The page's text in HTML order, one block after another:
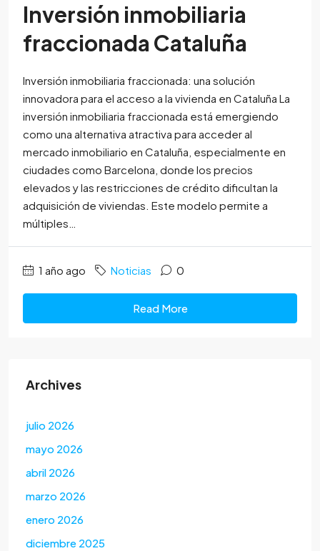
Inversión inmobiliaria
fraccionada Cataluña
Inversión inmobiliaria fraccionada: una solución
innovadora para el acceso a la vivienda en Cataluña La
inversión inmobiliaria fraccionada está emergiendo
como una alternativa atractiva para acceder al
mercado inmobiliario en Cataluña, especialmente en
ciudades como Barcelona, donde los precios
elevados y las restricciones de crédito dificultan la
adquisición de viviendas. Este modelo permite a
múltiples…
1 año ago Noticias 0
Read More
Archives
julio 2026
mayo 2026
abril 2026
marzo 2026
enero 2026
diciembre 2025